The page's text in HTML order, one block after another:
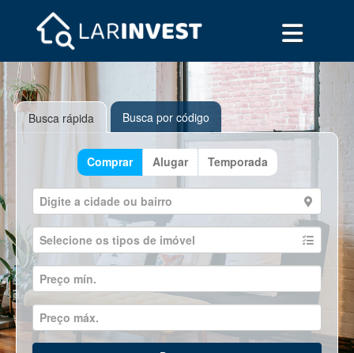
Busca rápida Busca por código
Comprar Alugar Temporada